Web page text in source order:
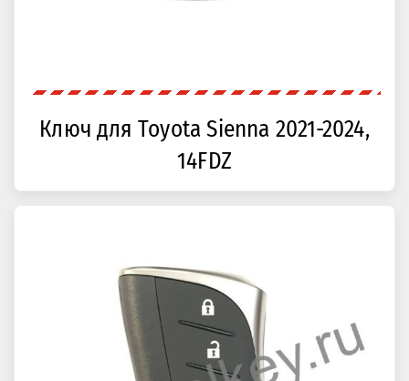
Ключ для Toyota Sienna 2021-2024,
14FDZ